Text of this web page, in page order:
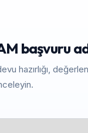
başvuru
hazırlığı,